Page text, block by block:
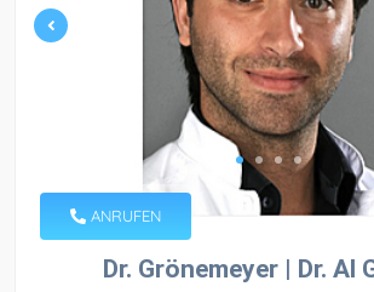
ANRUFEN
Dr. Grönemeyer | Dr. Al